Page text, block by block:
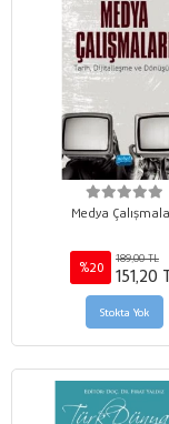
Medya
%20
189,00 TL
151,20
Stokta Yok